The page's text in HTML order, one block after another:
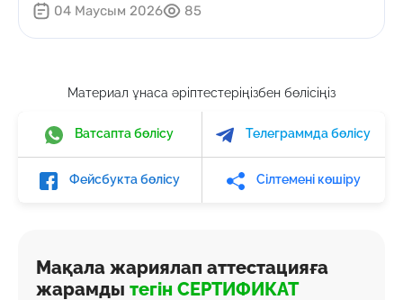
04 Маусым 2026 85
Материал ұнаса әріптестеріңізбен бөлісіңіз
Ватсапта бөлісу Телеграммда бөлісу
Фейсбукта бөлісу Сілтемені көшіру
Мақала жариялап аттестацияға
жарамды тегін СЕРТИФИКАТ